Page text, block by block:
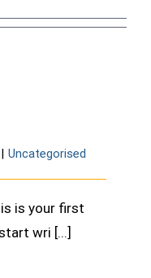
| Uncategorised
is your first
wri [...]